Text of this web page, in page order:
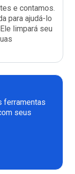
e contamos.
para ajudá-lo
limpará seu
ferramentas
seus